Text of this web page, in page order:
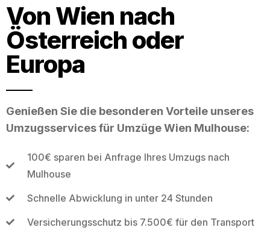
Von Wien nach
Österreich oder
Europa
Genießen Sie die besonderen Vorteile unseres
Umzugsservices für Umzüge Wien Mulhouse:
100€ sparen bei Anfrage Ihres Umzugs nach
Mulhouse
Schnelle Abwicklung in unter 24 Stunden
Versicherungsschutz bis 7.500€ für den Transport